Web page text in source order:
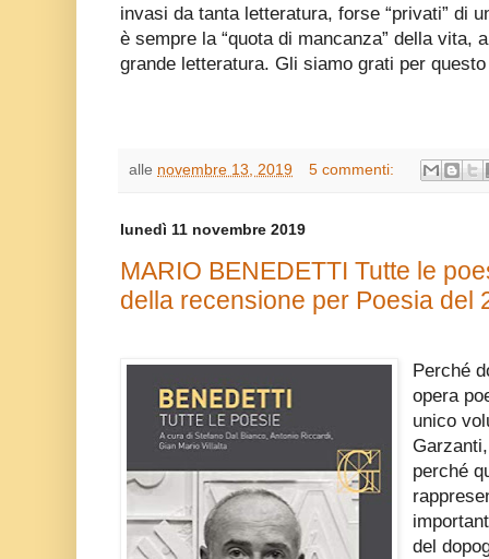
invasi da tanta letteratura, forse “privati” di
è sempre la “quota di mancanza” della vita,
grande letteratura. Gli siamo grati per
alle novembre 13, 2019 5 commenti:
lunedì 11 novembre 2019
MARIO BENEDETTI Tutte le
della recensione per Poesia del
Perché
opera
unico
perché
del